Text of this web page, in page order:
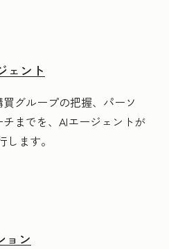
ェント
グループの把握、パーソ
までを、AIエージェントが
ます。
ョン